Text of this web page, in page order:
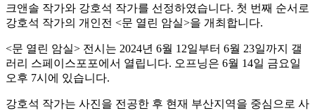
크앤솔 작가와 강호석 작가를 선정하였습니다. 첫 번째 순서로
강호석 작가의 개인전 <문 열린 암실>을 개최합니다.
<문 열린 암실> 전시는 2024년 6월 12일부터 6월 23일까지 갤
러리 스페이스포포에서 열립니다. 오프닝은 6월 14일 금요일
오후 7시에 있습니다.
강호석 작가는 사진을 전공한 후 현재 부산지역을 중심으로 사